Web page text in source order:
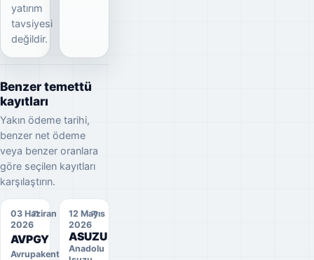
yatırım
tavsiyesi
değildir.
Benzer temettü
kayıtları
Yakın ödeme tarihi,
benzer net ödeme
veya benzer oranlara
göre seçilen kayıtları
karşılaştırın.
03 Haziran
2026
AVPGY
Avrupakent
12 Mayıs
2026
ASUZU
Anadolu